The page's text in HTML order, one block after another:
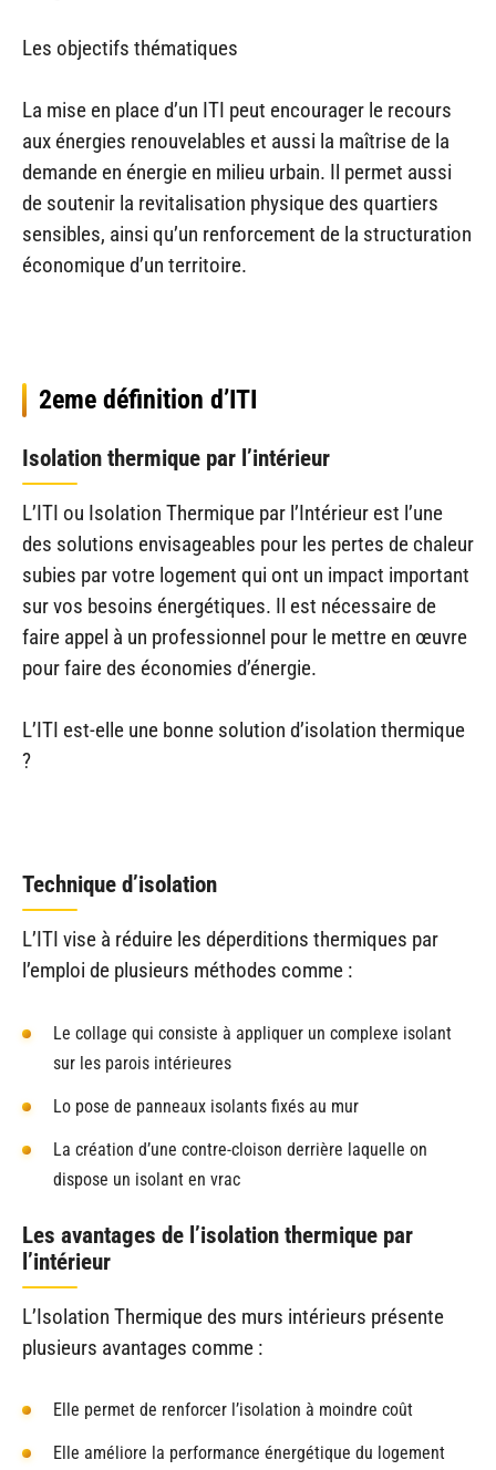
Les objectifs thématiques
La mise en place d’un ITI peut encourager le recours
aux énergies renouvelables et aussi la maîtrise de la
demande en énergie en milieu urbain. Il permet aussi
de soutenir la revitalisation physique des quartiers
sensibles, ainsi qu’un renforcement de la structuration
économique d’un territoire.
2eme définition d’ITI
Isolation thermique par l’intérieur
L’ITI ou Isolation Thermique par l’Intérieur est l’une
des solutions envisageables pour les pertes de chaleur
subies par votre logement qui ont un impact important
sur vos besoins énergétiques. Il est nécessaire de
faire appel à un professionnel pour le mettre en œuvre
pour faire des économies d’énergie.
L’ITI est-elle une bonne solution d’isolation thermique
?
Technique d’isolation
L’ITI vise à réduire les déperditions thermiques par
l’emploi de plusieurs méthodes comme :
Le collage qui consiste à appliquer un complexe isolant
sur les parois intérieures
Lo pose de panneaux isolants fixés au mur
La création d’une contre-cloison derrière laquelle on
dispose un isolant en vrac
Les avantages de l’isolation thermique par
l’intérieur
L’Isolation Thermique des murs intérieurs présente
plusieurs avantages comme :
Elle permet de renforcer l’isolation à moindre coût
Elle améliore la performance énergétique du logement